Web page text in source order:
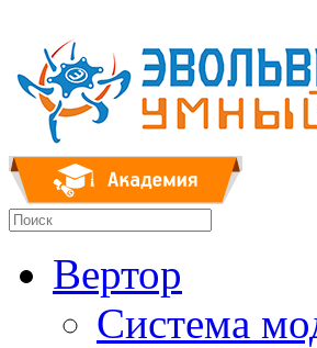
Вертор
Система